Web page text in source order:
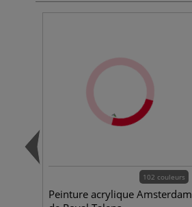
102 couleurs
Peinture acrylique Amsterdam